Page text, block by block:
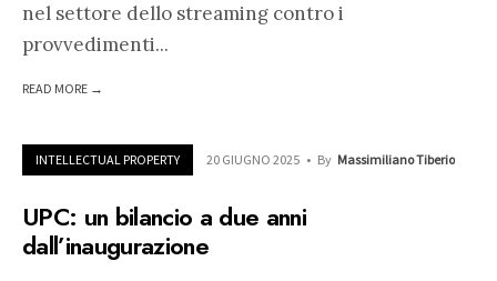
nel settore dello streaming contro i
provvedimenti...
READ MORE →
INTELLECTUAL PROPERTY 20 GIUGNO 2025 • By Massimiliano Tiberio
UPC: un bilancio a due anni
dall’inaugurazione